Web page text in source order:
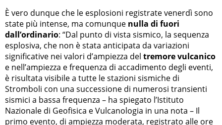
È vero dunque che le esplosioni registrate venerdì sono
state più intense, ma comunque nulla di fuori
dall’ordinario: “Dal punto di vista sismico, la sequenza
esplosiva, che non è stata anticipata da variazioni
significative nei valori d’ampiezza del tremore vulcanico
e nell’ampiezza e frequenza di accadimento degli eventi,
è risultata visibile a tutte le stazioni sismiche di
Stromboli con una successione di numerosi transienti
sismici a bassa frequenza – ha spiegato l’Istituto
Nazionale di Geofisica e Vulcanologia in una nota – Il
primo evento, di ampiezza moderata, registrato alle ore